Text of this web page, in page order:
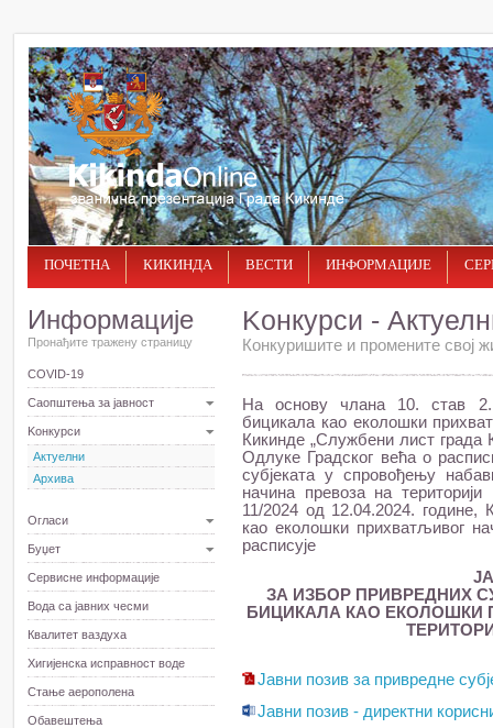
ПОЧЕТНА КИКИНДА ВЕСТИ ИНФОРМАЦИЈЕ
Информације
Пронађите тражену страницу
COVID-19
Саопштења за јавност
Kонкурси
Актуелни
Архива
Огласи
Буџет
Сервисне информације
Вода са јавних чесми
Квалитет ваздуха
Хигијенска исправност воде
Стање аерополена
Обавештења
Kонкурси -
Конкуришите и промените свој
На основу члана 10. став
бицикала као еколошки
Кикинде „Службени лист града
Одлуке Градског већа о
субјеката у спровођењу
начина превоза на
11/2024 од 12.04.2024. године,
као еколошки прихватљивог
расписује
ЗА ИЗБОР ПРИВРЕДНИХ
БИЦИКАЛА КАО ЕКОЛОШКИ
Јавни позив за привредне
Јавни позив - директни